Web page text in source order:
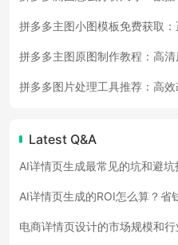
拼多多主图小图模板免费获取
拼多多主图原图制作教程：高
拼多多图片处理工具推荐：高
Latest Q&A
AI详情页生成最常见的坑和避坑
AI详情页生成的ROI怎么算？省
电商详情页设计的市场规模和